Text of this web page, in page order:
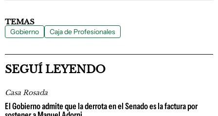
TEMAS
Gobierno Caja de Profesionales
SEGUÍ LEYENDO
Casa Rosada
El Gobierno admite que la derrota en el Senado es la factura por